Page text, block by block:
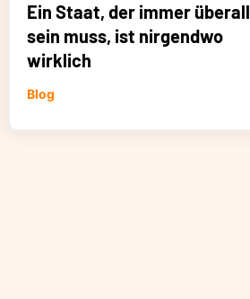
Ein Staat, der immer überall
sein muss, ist nirgendwo
wirklich
Blog